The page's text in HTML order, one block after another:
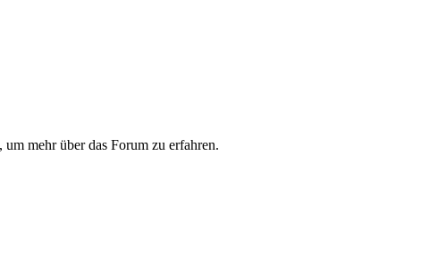
mehr über das Forum zu erfahren.